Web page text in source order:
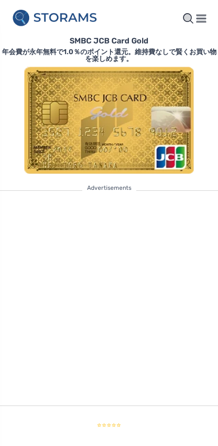
SMBC JCB Card Gold
年会費が永年無料で1.0％のポイント還元。維持費なしで賢くお買い物
を楽しめます。
Advertisements
⭐⭐⭐⭐⭐